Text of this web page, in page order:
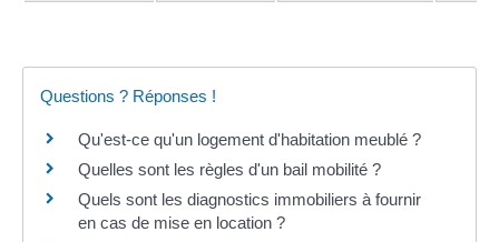
Questions ? Réponses !
Qu'est-ce qu'un logement d'habitation meublé ?
Quelles sont les règles d'un bail mobilité ?
Quels sont les diagnostics immobiliers à fournir
en cas de mise en location ?